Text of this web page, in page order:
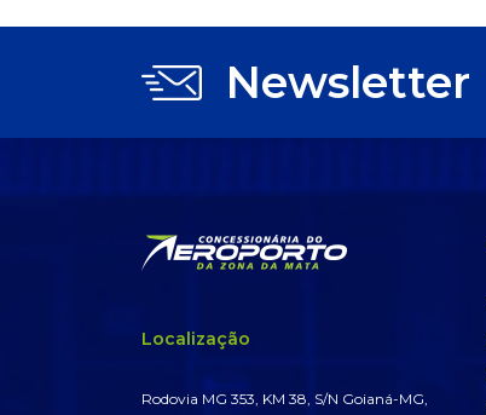
Newsletter
Localização
Rodovia MG 353, KM 38, S/N Goianá-MG,